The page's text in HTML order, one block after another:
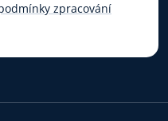
zpracování